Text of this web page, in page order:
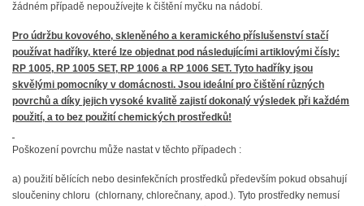
žádném případě nepoužívejte k čištění myčku na nádobí.
Pro údržbu kovového, skleněného a keramického příslušenství stačí
používat hadříky, které lze objednat pod následujícími artiklovými čísly:
RP 1005, RP 1005 SET, RP 1006 a RP 1006 SET. Tyto hadříky jsou
skvělými pomocníky v domácnosti. Jsou ideální pro čištění různých
povrchů a díky jejich vysoké kvalitě zajistí dokonalý výsledek při každém
použití, a to bez použití chemických prostředků!
Poškození povrchu může nastat v těchto případech :
a) použití bělících nebo desinfekčních prostředků především pokud obsahují
sloučeniny chloru (chlornany, chlorečnany, apod.). Tyto prostředky nemusí